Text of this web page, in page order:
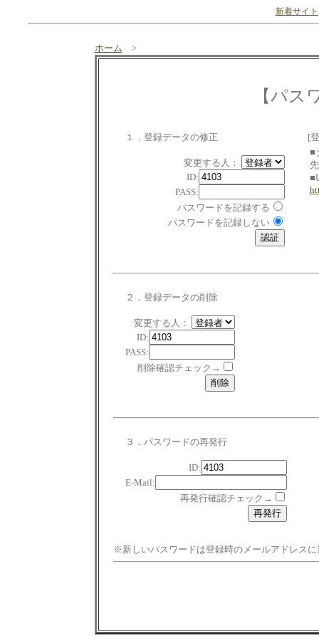
新着サイト
ホーム >
【パス
１．登録データの修正
変更する人：
ID:
PASS:
パスワードを記録する
パスワードを記録しない
[
■
２．登録データの削除
変更する人：
ID:
PASS:
削除確認チェック→
３．パスワードの再発行
ID:
E-Mail:
再発行確認チェック→
※新しいパスワードは登録時のメールアドレスに